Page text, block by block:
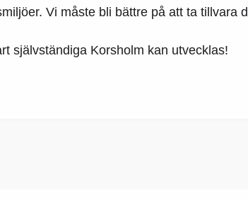
Vi måste bli bättre på att ta tillvara
självständiga Korsholm kan utvecklas!